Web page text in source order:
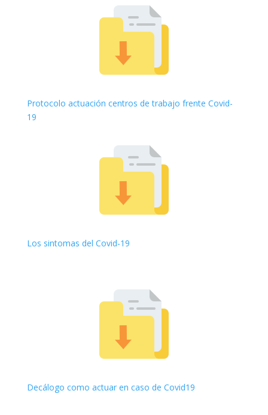
Protocolo actuación centros de trabajo frente Covid-
19
Los sintomas del Covid-19
Decálogo como actuar en caso de Covid19